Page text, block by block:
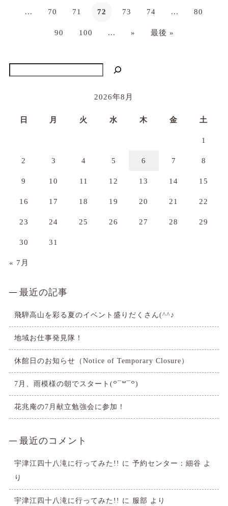
... 70 71 72 73 74 ... 80
90 100 ... » 最後 »
2026年8月
日 月 火 水 木 金 土
1
2 3 4 5 6 7 8
9 10 11 12 13 14 15
16 17 18 19 20 21 22
23 24 25 26 27 28 29
30 31
« 7月
最近の記事
飛騨高山を彩る夏のイベント盛りだくさん(^^♪
地域お仕事発見隊！
休館日のお知らせ（Notice of Temporary Closure）
7月、雨模様の朝でスタート(꒪¯꒳​¯꒪)
花兆庵の7月献立勉強会に参加！
最近のコメント
宇津江四十八滝に行ってみた!! に 予約センター：細谷 よ
り
宇津江四十八滝に行ってみた!! に 服部 より